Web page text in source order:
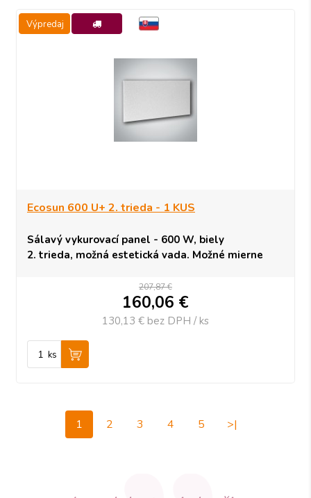
Výpredaj
Ecosun 600 U+ 2. trieda - 1 KUS
Sálavý vykurovací panel - 600 W, biely
2. trieda, možná estetická vada. Možné mierne
Obmedzené množstvo - 1 kus
207,87 €
160,06 €
130,13 € bez DPH / ks
ks
1 2 3 4 5 >|